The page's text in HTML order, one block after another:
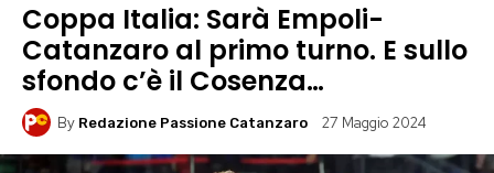
Coppa Italia: Sarà Empoli-
Catanzaro al primo turno. E sullo
sfondo c’è il Cosenza…
By Redazione Passione Catanzaro 27 Maggio 2024